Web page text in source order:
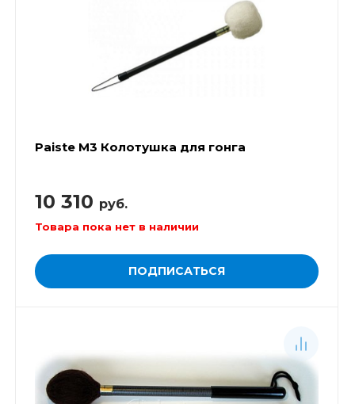
Paiste М3 Колотушка для гонга
10 310 руб.
Товара пока нет в наличии
ПОДПИСАТЬСЯ